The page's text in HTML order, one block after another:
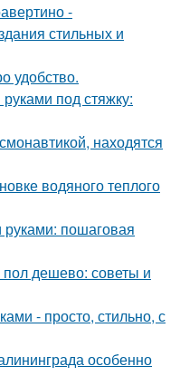
-
стильных и
удобство.
под стяжку:
находятся
водяного теплого
пошаговая
пол дешево: советы и
- просто, стильно, с
особенно